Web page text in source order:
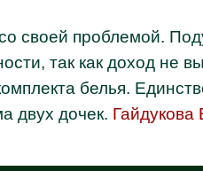
своей проблемой.
так как доход не
белья.
двух дочек. Гайдукова